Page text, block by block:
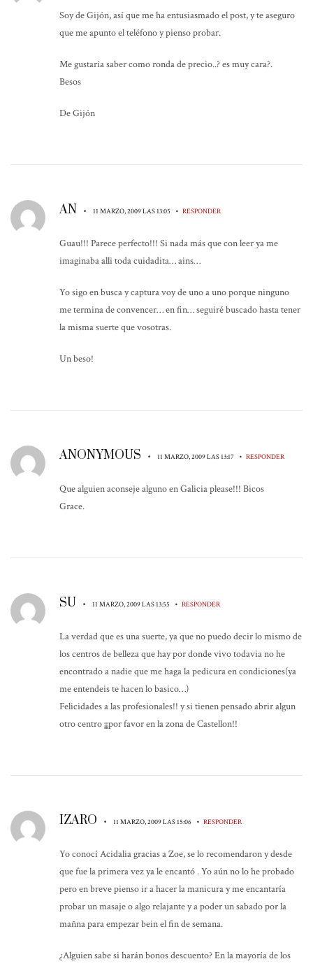
Soy de Gijón, así que me ha entusiasmado el post, y te aseguro
que me apunto el teléfono y pienso probar.
Me gustaría saber como ronda de precio..? es muy cara?.
Besos
De Gijón
AN • 11 MARZO, 2009 LAS 13:05 • RESPONDER
Guau!!! Parece perfecto!!! Si nada más que con leer ya me
imaginaba alli toda cuidadita… ains…
Yo sigo en busca y captura voy de uno a uno porque ninguno
me termina de convencer… en fin… seguiré buscado hasta tener
la misma suerte que vosotras.
Un beso!
ANONYMOUS • 11 MARZO, 2009 LAS 13:17 • RESPONDER
Que alguien aconseje alguno en Galicia please!!! Bicos
Grace.
SU • 11 MARZO, 2009 LAS 13:55 • RESPONDER
La verdad que es una suerte, ya que no puedo decir lo mismo de
los centros de belleza que hay por donde vivo todavia no he
encontrado a nadie que me haga la pedicura en condiciones(ya
me entendeis te hacen lo basico…)
Felicidades a las profesionales!! y si tienen pensado abrir algun
otro centro ¡¡¡por favor en la zona de Castellon!!
IZARO • 11 MARZO, 2009 LAS 15:06 • RESPONDER
Yo conocí Acidalia gracias a Zoe, se lo recomendaron y desde
que fue la primera vez ya le encantó . Yo aún no lo he probado
pero en breve pienso ir a hacer la manicura y me encantaría
probar un masaje o algo relajante y a poder un sabado por la
mañna para empezar bein el fin de semana.
¿Alguien sabe si harán bonos descuento? En la mayoría de los